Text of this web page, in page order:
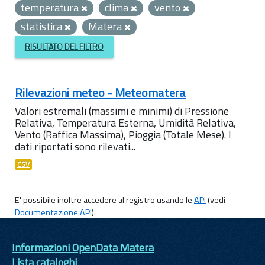
temperatura
clima
vento
statistica
Matera
RISULTATO DEL FILTRO
Rilevazioni meteo - Meteomatera
Valori estremali (massimi e minimi) di Pressione
Relativa, Temperatura Esterna, Umidità Relativa,
Vento (Raffica Massima), Pioggia (Totale Mese). I
dati riportati sono rilevati...
CSV
E' possibile inoltre accedere al registro usando leAPI(vedi
Documentazione API).
Informazioni OpenData Matera